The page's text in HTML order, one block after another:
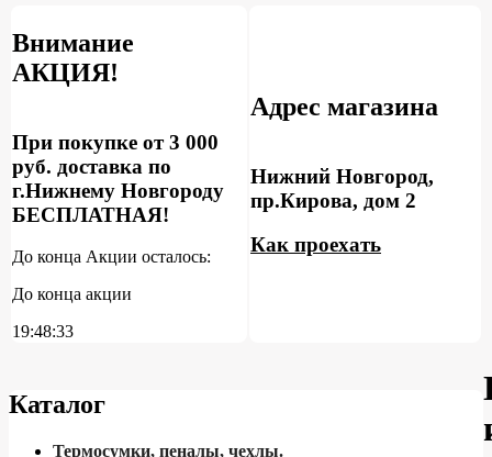
Внимание
АКЦИЯ!
При покупке от 3 000
руб. доставка по
г.Нижнему Новгороду
БЕСПЛАТНАЯ!
До конца Акции осталось:
До конца акции
19:48:32
Адрес магазина
Нижний Новгород,
пр.Кирова, дом 2
Как проехать
Каталог
Термосумки, пеналы, чехлы.